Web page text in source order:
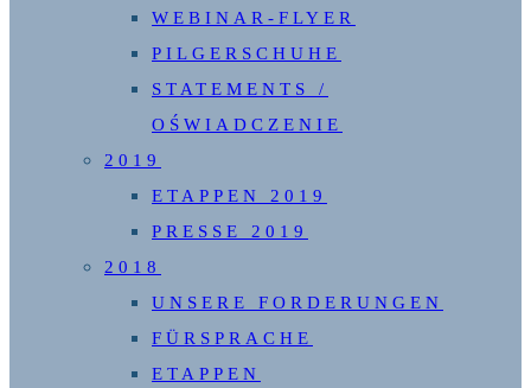
WEBINAR-FLYER
PILGERSCHUHE
STATEMENTS /
OŚWIADCZENIE
2019
ETAPPEN 2019
PRESSE 2019
2018
UNSERE FORDERUNGEN
FÜRSPRACHE
ETAPPEN